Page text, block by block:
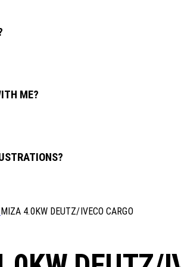
ME?
MIZA 4.0KW DEUTZ/IVECO CARGO